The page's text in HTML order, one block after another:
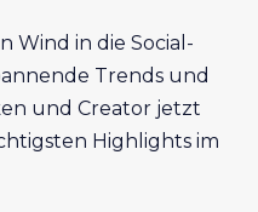
Wind in die Social-
Trends und
und Creator jetzt
Highlights im